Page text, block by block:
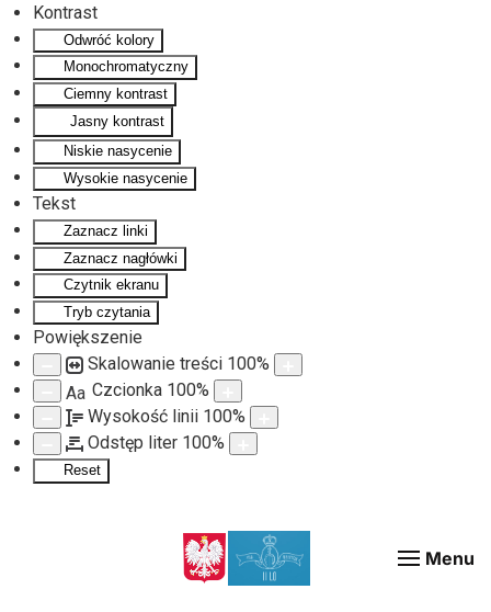
Kontrast
Odwróć kolory
Monochromatyczny
Ciemny kontrast
Jasny kontrast
Niskie nasycenie
Wysokie nasycenie
Tekst
Zaznacz linki
Zaznacz nagłówki
Czytnik ekranu
Tryb czytania
Powiększenie
Skalowanie treści 100%
Aa Czcionka 100%
Wysokość linii 100%
Odstęp liter 100%
Reset
Menu